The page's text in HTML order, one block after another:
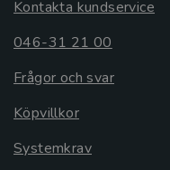
Kontakta kundservice
046-31 21 00
Frågor och svar
Köpvillkor
Systemkrav